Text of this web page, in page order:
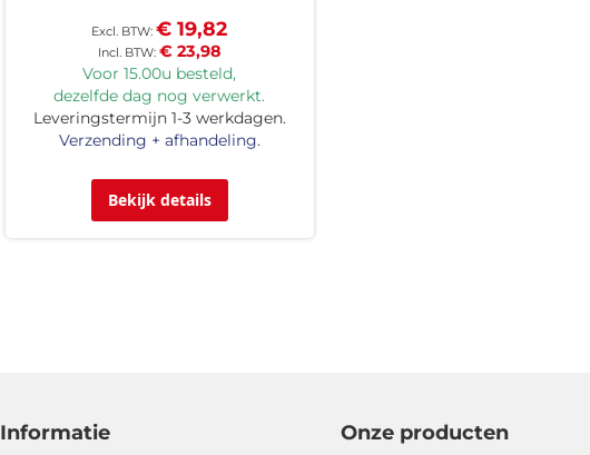
€ 23,98
€ 19,82
Voor 15.00u besteld,
dezelfde dag nog verwerkt.
Leveringstermijn 1-3 werkdagen.
Verzending + afhandeling.
Bekijk details
Informatie Onze producten